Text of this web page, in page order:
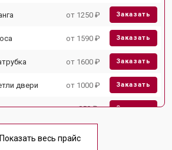
от 1250 ₽ Заказать
от 1590 ₽ Заказать
от 1600 ₽ Заказать
двери от 1000 ₽ Заказать
сеточки от 850 ₽ Заказать
Показать весь прайс